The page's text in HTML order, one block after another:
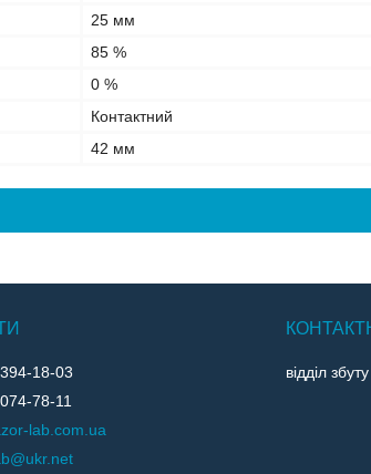
25 мм
85 %
0 %
Контактний
42 мм
18-03
78-11
lab.com.ua
відділ збуту